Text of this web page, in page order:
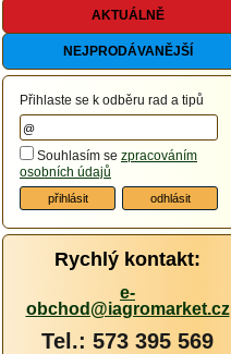
AKTUÁLNĚ
NEJPRODÁVANĚJŠÍ
Přihlaste se k odběru rad a tipů
Souhlasím se zpracováním
osobních údajů
Rychlý kontakt:
e-
obchod@iagromarket.cz
Tel.: 573 395 569